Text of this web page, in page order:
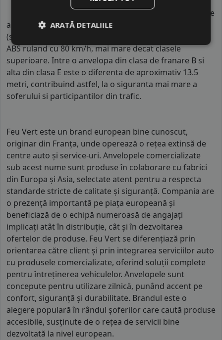
Indicele de aderentaal anvelopei este
. Acest tip de
anvelope va avea o distanta de franare pe carosabil ud
(strat de apa intre 0.5 mm si 1.5 mm) cu 4 anvelope cu
ABS ruland cu 80 km/h, mai mare decat clasele
superioare. Intre o anvelopa din clasa de franare B si
alta din clasa E este o diferenta de aproximativ 13.5
metri, contribuind astfel, la o siguranta mai mare a
soferului si participantilor din trafic.
Feu Vert este un brand european bine cunoscut,
originar din Franța, unde operează o rețea extinsă de
centre auto și service-uri. Anvelopele comercializate
sub acest nume sunt produse în colaborare cu fabrici
din Europa și Asia, selectate atent pentru a respecta
standarde stricte de calitate și siguranță. Compania are
o prezență importantă pe piața europeană și
beneficiază de o echipă numeroasă de angajați
implicați atât în distribuție, cât și în dezvoltarea
ofertelor de produse. Feu Vert se diferențiază prin
orientarea către client și prin integrarea serviciilor auto
cu produsele comercializate, oferind soluții complete
pentru întreținerea vehiculelor. Anvelopele sunt
concepute pentru utilizare zilnică, punând accent pe
confort, siguranță și durabilitate. Brandul este o
alegere populară în rândul șoferilor care caută produse
accesibile, susținute de o rețea de servicii bine
dezvoltată la nivel european.
ARATĂ DETALIILE